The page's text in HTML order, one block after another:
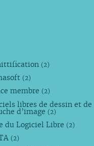
(2)
(2)
membre (2)
libres de dessin et de
d’image (2)
du Logiciel Libre (2)
(2)